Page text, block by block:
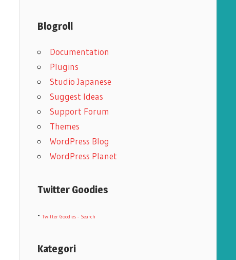
Blogroll
Documentation
Plugins
Studio Japanese
Suggest Ideas
Support Forum
Themes
WordPress Blog
WordPress Planet
Twitter Goodies
- Twitter Goodies - Search
Kategori